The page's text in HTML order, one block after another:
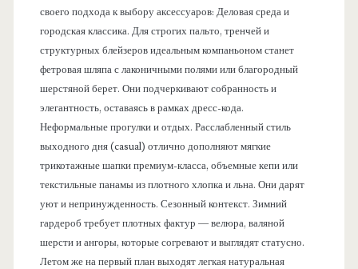
своего подхода к выбору аксессуаров: Деловая среда и
городская классика. Для строгих пальто, тренчей и
структурных блейзеров идеальным компаньоном станет
фетровая шляпа с лаконичными полями или благородный
шерстяной берет. Они подчеркивают собранность и
элегантность, оставаясь в рамках дресс-кода.
Неформальные прогулки и отдых. Расслабленный стиль
выходного дня (casual) отлично дополняют мягкие
трикотажные шапки премиум-класса, объемные кепи или
текстильные панамы из плотного хлопка и льна. Они дарят
уют и непринужденность. Сезонный контекст. Зимний
гардероб требует плотных фактур — велюра, валяной
шерсти и ангоры, которые согревают и выглядят статусно.
Летом же на первый план выходят легкая натуральная